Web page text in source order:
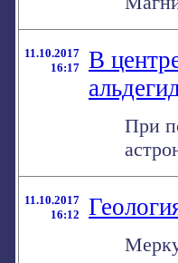
11.10.2017
16:17
В
При
11.10.2017
16:12